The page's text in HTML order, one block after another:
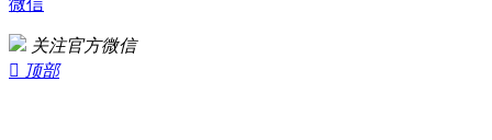
微信
关注官方微信
 顶部